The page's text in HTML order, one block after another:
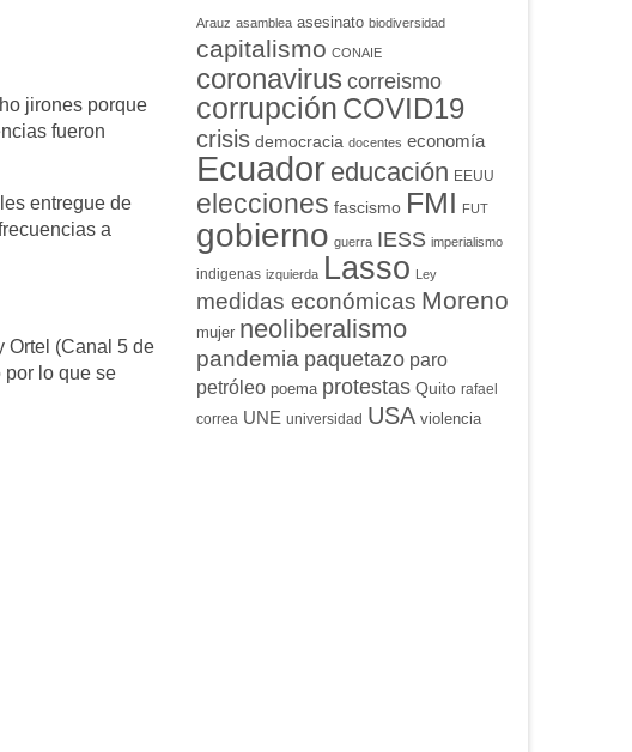
jirones porque
fueron
entregue de
a
Ortel (Canal 5 de
por lo que se
Arauz asamblea asesinato biodiversidad
capitalismo CONAIE
coronavirus correismo
corrupción COVID19
crisis democracia docentes economía
Ecuador educación EEUU
elecciones fascismo FMI FUT
gobierno guerra IESS imperialismo
indigenas izquierda Lasso Ley
medidas económicas Moreno
mujer neoliberalismo
pandemia paquetazo paro
petróleo poema protestas Quito rafael
correa UNE universidad USA violencia